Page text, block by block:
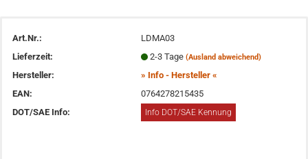
Art.Nr.:
LDMA03
Lieferzeit:
2-3 Tage (Ausland abweichend)
Hersteller:
» Info - Hersteller «
EAN:
0764278215435
DOT/SAE Info:
Info DOT/SAE Kennung